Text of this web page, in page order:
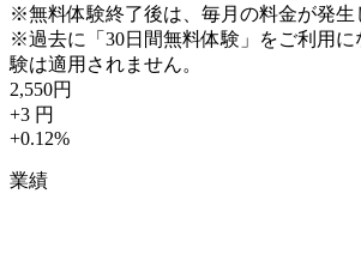
※無料体験終了後は、毎月の料金が発生
※過去に「30日間無料体験」をご利用に
験は適用されません。
2,550円
+3 円
+0.12%
業績